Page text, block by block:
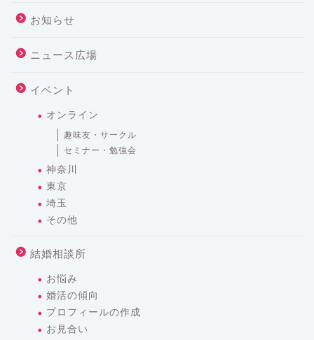
お知らせ
ニュース広場
イベント
オンライン
趣味友・サークル
セミナー・勉強会
神奈川
東京
埼玉
その他
結婚相談所
お悩み
婚活の傾向
プロフィールの作成
お見合い